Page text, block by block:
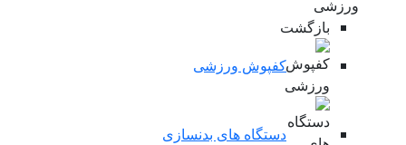
بازگشت
کفپوش ورزشی
دستگاه های بدنسازی